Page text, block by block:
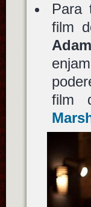
Para
film
Adam
film